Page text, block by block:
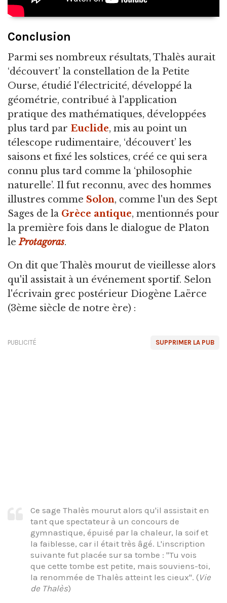
Conclusion
Parmi ses nombreux résultats, Thalès aurait
‘découvert’ la constellation de la Petite
Ourse, étudié l'électricité, développé la
géométrie, contribué à l'application
pratique des mathématiques, développées
plus tard par Euclide, mis au point un
télescope rudimentaire, ‘découvert’ les
saisons et fixé les solstices, créé ce qui sera
connu plus tard comme la ‘philosophie
naturelle’. Il fut reconnu, avec des hommes
illustres comme Solon, comme l'un des Sept
Sages de la Grèce antique, mentionnés pour
la première fois dans le dialogue de Platon
leProtagoras.
On dit que Thalès mourut de vieillesse alors
qu'il assistait à un événement sportif. Selon
l'écrivain grec postérieur Diogène Laërce
(3ème siècle de notre ère) :
SUPPRIMER LA PUB
PUBLICITÉ
Ce sage Thalès mourut alors qu'il assistait en
tant que spectateur à un concours de
gymnastique, épuisé par la chaleur, la soif et
la faiblesse, car il était très âgé. L'inscription
suivante fut placée sur sa tombe : "Tu vois
que cette tombe est petite, mais souviens-toi,
la renommée de Thalès atteint les cieux". (Vie
de Thalès)